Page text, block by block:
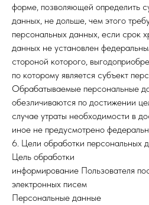
форме, позволяющей определить
данных, не дольше, чем этого
персональных данных, если срок
данных не установлен
стороной которого,
по которому является субъект
Обрабатываемые персональные
обезличиваются по достижении
случае утраты необходимости в
иное не предусмотрено
6. Цели обработки персональных
Цель обработки
информирование Пользователя
электронных писем
Персональные данные